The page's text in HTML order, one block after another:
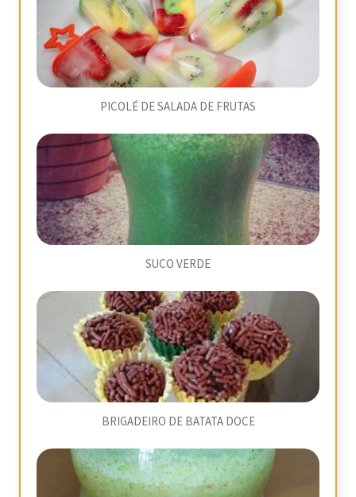
PICOLÉ DE SALADA DE FRUTAS
SUCO VERDE
BRIGADEIRO DE BATATA DOCE